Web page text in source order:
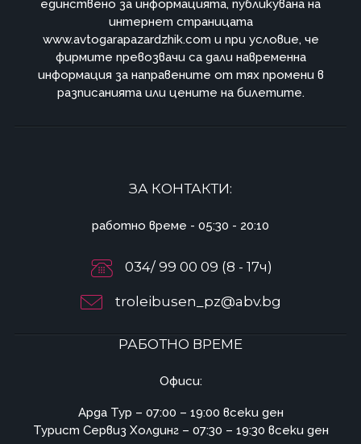
единствено за информацията, публикувана на
интернет страницата
www.avtogarapazardzhik.com и при условие, че
фирмите превозвачи са дали навременна
информация за направените от тях промени в
разписанията или цените на билетите.
ЗА КОНТАКТИ:
работно време - 05:30 - 20:10
034/ 99 00 09 (8 - 17ч)
troleibusen_pz@abv.bg
РАБОТНО ВРЕМЕ
Офиси:
Арда Тур – 07:00 – 19:00 всеки ден
Турист Сервиз Холдинг – 07:30 – 19:30 всеки ден